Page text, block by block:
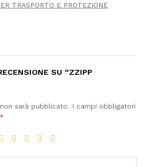
TRASPORTO E PROTEZIONE
SU “ZZIPP
sarà pubblicato. I campi obbligatori
*